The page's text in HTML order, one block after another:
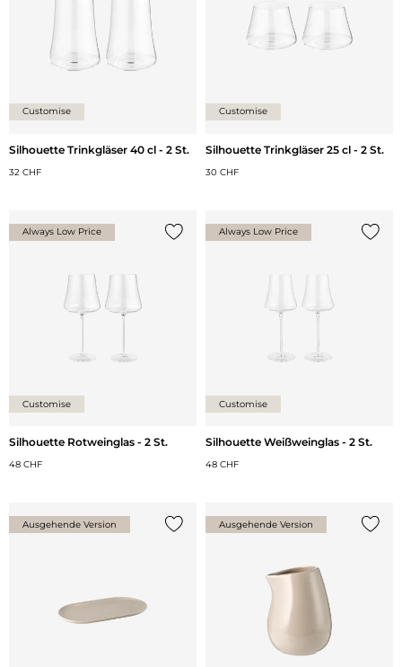
Customise
Silhouette Trinkgläser 40 cl - 2 St.
32 CHF
Customise
Silhouette Trinkgläser 25 cl - 2 St.
30 CHF
Always Low Price
Customise
Silhouette Rotweinglas - 2 St.
48 CHF
Always Low Price
Customise
Silhouette Weißweinglas - 2 St.
48 CHF
Ausgehende Version Ausgehende Version